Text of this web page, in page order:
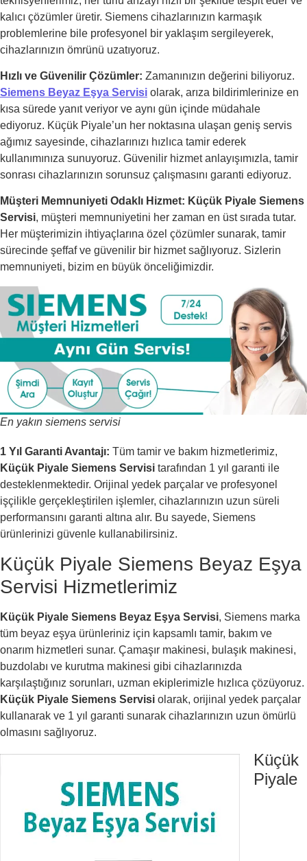
kalıcı çözümler üretir. Siemens cihazlarınızın karmaşık
problemlerine bile profesyonel bir yaklaşım sergileyerek,
cihazlarınızın ömrünü uzatıyoruz.
Hızlı ve Güvenilir Çözümler: Zamanınızın değerini biliyoruz.
Siemens Beyaz Eşya Servisi olarak, arıza bildirimlerinize en
kısa sürede yanıt veriyor ve aynı gün içinde müdahale
ediyoruz. Küçük Piyale’un her noktasına ulaşan geniş servis
ağımız sayesinde, cihazlarınızı hızlıca tamir ederek
kullanımınıza sunuyoruz. Güvenilir hizmet anlayışımızla, tamir
sonrası cihazlarınızın sorunsuz çalışmasını garanti ediyoruz.
Müşteri Memnuniyeti Odaklı Hizmet: Küçük Piyale Siemens
Servisi, müşteri memnuniyetini her zaman en üst sırada tutar.
Her müşterimizin ihtiyaçlarına özel çözümler sunarak, tamir
sürecinde şeffaf ve güvenilir bir hizmet sağlıyoruz. Sizlerin
memnuniyeti, bizim en büyük önceliğimizdir.
En yakın siemens servisi
1 Yıl Garanti Avantajı: Tüm tamir ve bakım hizmetlerimiz,
Küçük Piyale Siemens Servisi tarafından 1 yıl garanti ile
desteklenmektedir. Orijinal yedek parçalar ve profesyonel
işçilikle gerçekleştirilen işlemler, cihazlarınızın uzun süreli
performansını garanti altına alır. Bu sayede, Siemens
ürünlerinizi güvenle kullanabilirsiniz.
Küçük Piyale Siemens Beyaz Eşya
Servisi Hizmetlerimiz
Küçük Piyale Siemens Beyaz Eşya Servisi, Siemens marka
tüm beyaz eşya ürünleriniz için kapsamlı tamir, bakım ve
onarım hizmetleri sunar. Çamaşır makinesi, bulaşık makinesi,
buzdolabı ve kurutma makinesi gibi cihazlarınızda
karşılaştığınız sorunları, uzman ekiplerimizle hızlıca çözüyoruz.
Küçük Piyale Siemens Servisi olarak, orijinal yedek parçalar
kullanarak ve 1 yıl garanti sunarak cihazlarınızın uzun ömürlü
olmasını sağlıyoruz.
Küçük
Piyale